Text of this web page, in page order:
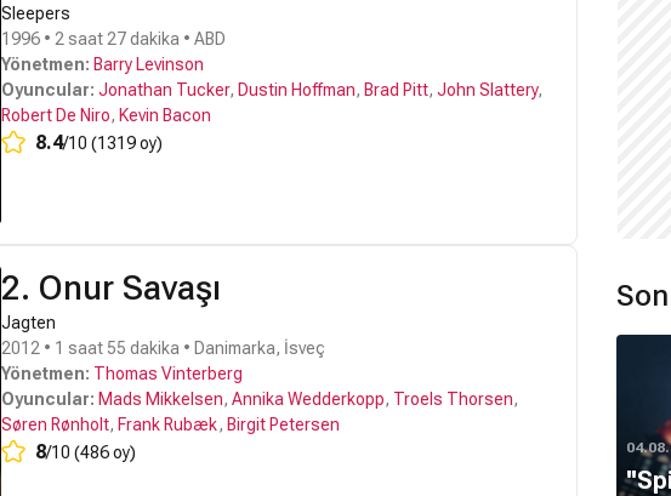
Sleepers
1996 • 2 saat 27 dakika • ABD
Yönetmen: Barry Levinson
Oyuncular: Jonathan Tucker, Dustin Hoffman, Brad Pitt, John Slattery,
Robert De Niro, Kevin Bacon
8.4/10 (1319 oy)
2. Onur Savaşı
Jagten
2012 • 1 saat 55 dakika • Danimarka, İsveç
Yönetmen: Thomas Vinterberg
Oyuncular: Mads Mikkelsen, Annika Wedderkopp, Troels Thorsen,
Søren Rønholt, Frank Rubæk, Birgit Petersen
8/10 (486 oy)